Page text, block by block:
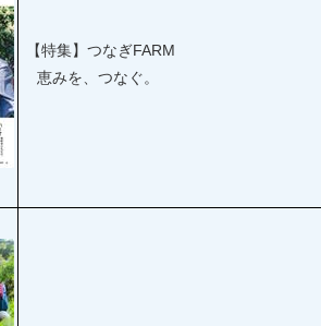
【特集】つなぎFARM
恵みを、つなぐ。